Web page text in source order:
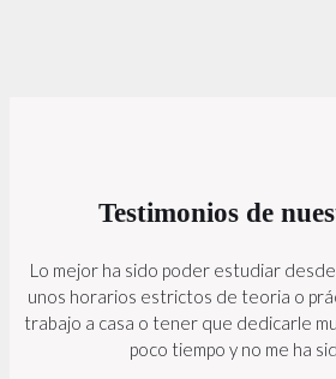
Testimonios de
Lo mejor ha sido poder estudiar
unos horarios estrictos de teoria o
trabajo a casa o tener que dedicarle
poco tiempo y no me ha